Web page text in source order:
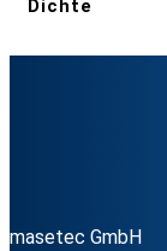
Dichte
masetec GmbH